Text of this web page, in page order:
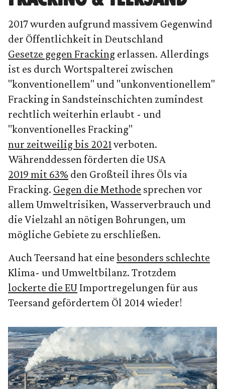
2017 wurden aufgrund massivem Gegenwind
der Öffentlichkeit in Deutschland
Gesetze gegen Fracking erlassen. Allerdings
ist es durch Wortspalterei zwischen
"konventionellem" und "unkonventionellem"
Fracking in Sandsteinschichten zumindest
rechtlich weiterhin erlaubt - und
"konventionelles Fracking"
nur zeitweilig bis 2021verboten.
Währenddessen förderten die USA
2019 mit 63% den Großteil ihres Öls via
Fracking. Gegen die Methode sprechen vor
allem Umweltrisiken, Wasserverbrauch und
die Vielzahl an nötigen Bohrungen, um
mögliche Gebiete zu erschließen.
Auch Teersand hat eine besonders schlechte
Klima- und Umweltbilanz. Trotzdem
lockerte die EU Importregelungen für aus
Teersand gefördertem Öl 2014 wieder!